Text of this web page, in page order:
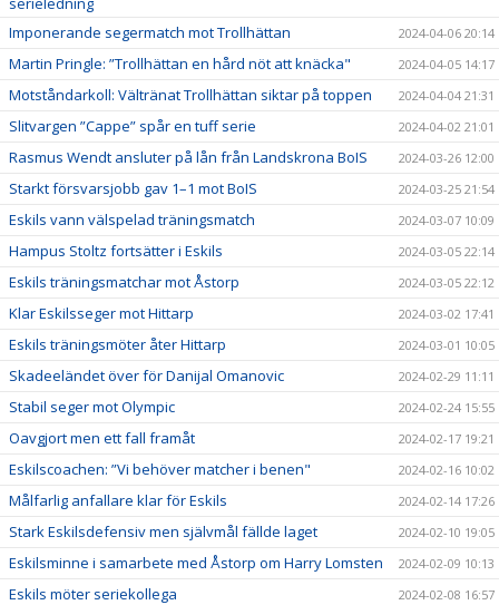
Imponerande segermatch mot Trollhättan 2024-04-06 20:14
Martin Pringle: ”Trollhättan en hård nöt att knäcka" 2024-04-05 14:17
Motståndarkoll: Vältränat Trollhättan siktar på toppen 2024-04-04 21:31
Slitvargen ”Cappe” spår en tuff serie 2024-04-02 21:01
Rasmus Wendt ansluter på lån från Landskrona BoIS 2024-03-26 12:00
Starkt försvarsjobb gav 1–1 mot BoIS 2024-03-25 21:54
Eskils vann välspelad träningsmatch 2024-03-07 10:09
Hampus Stoltz fortsätter i Eskils 2024-03-05 22:14
Eskils träningsmatchar mot Åstorp 2024-03-05 22:12
Klar Eskilsseger mot Hittarp 2024-03-02 17:41
Eskils träningsmöter åter Hittarp 2024-03-01 10:05
Skadeeländet över för Danijal Omanovic 2024-02-29 11:11
Stabil seger mot Olympic 2024-02-24 15:55
Oavgjort men ett fall framåt 2024-02-17 19:21
Eskilscoachen: ”Vi behöver matcher i benen" 2024-02-16 10:02
Målfarlig anfallare klar för Eskils 2024-02-14 17:26
Stark Eskilsdefensiv men självmål fällde laget 2024-02-10 19:05
Eskilsminne i samarbete med Åstorp om Harry Lomsten 2024-02-09 10:13
Eskils möter seriekollega 2024-02-08 16:57